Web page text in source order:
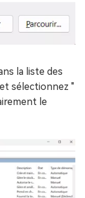
la liste des
sélectionnez "
le